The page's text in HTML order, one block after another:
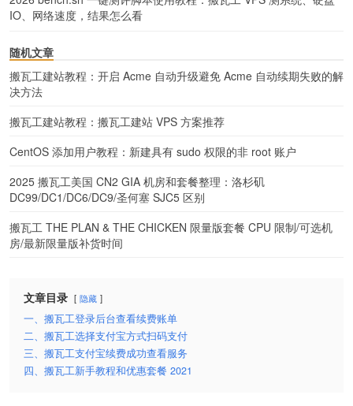
IO、网络速度，结果怎么看
随机文章
搬瓦工建站教程：开启 Acme 自动升级避免 Acme 自动续期失败的解
决方法
搬瓦工建站教程：搬瓦工建站 VPS 方案推荐
CentOS 添加用户教程：新建具有 sudo 权限的非 root 账户
2025 搬瓦工美国 CN2 GIA 机房和套餐整理：洛杉矶
DC99/DC1/DC6/DC9/圣何塞 SJC5 区别
搬瓦工 THE PLAN & THE CHICKEN 限量版套餐 CPU 限制/可选机
房/最新限量版补货时间
文章目录 隐藏
一、搬瓦工登录后台查看续费账单
二、搬瓦工选择支付宝方式扫码支付
三、搬瓦工支付宝续费成功查看服务
四、搬瓦工新手教程和优惠套餐 2021